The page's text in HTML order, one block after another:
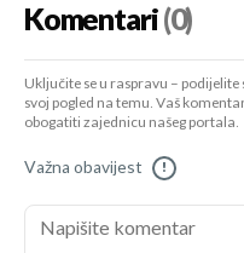
Komentari(0)
Uključite se u raspravu –
svoj pogled na temu. Vaš
obogatiti zajednicu našeg portala.
Važna obavijest !